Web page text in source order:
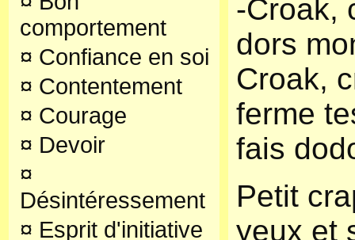
comportement
¤ Confiance en soi
¤ Contentement
¤ Courage
¤ Devoir
¤
Désintéressement
¤ Esprit d'initiative
-Croak,
dors
Croak,
ferme
fais
Petit
yeux et